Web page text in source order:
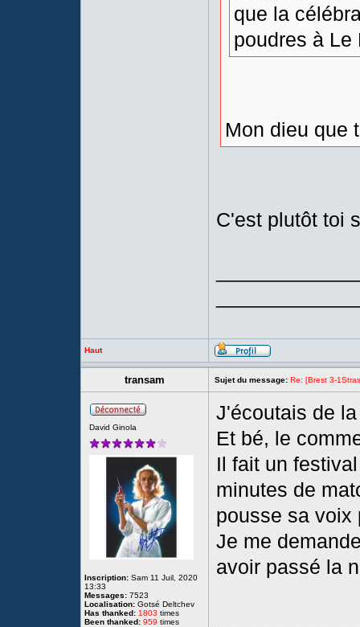
que la
poudres à Le
Mon dieu que
C'est plutôt toi
Haut
transam Sujet du message: Re: [Brest 3-
David Ginola
Inscription: Sam 11 Juil, 2020
13:33
Messages: 7523
Localisation: Gotsé Deltchev
Has thanked: 1803 times
Been thanked: 959 times
J'écoutais de
Et bé, le
Il fait un
minutes de
pousse sa voix
Je me
avoir passé la